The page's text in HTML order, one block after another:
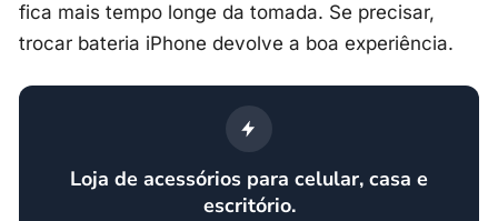
fica mais tempo longe da tomada. Se precisar,
trocar bateria iPhone devolve a boa experiência.
Loja de acessórios para celular, casa e
escritório.